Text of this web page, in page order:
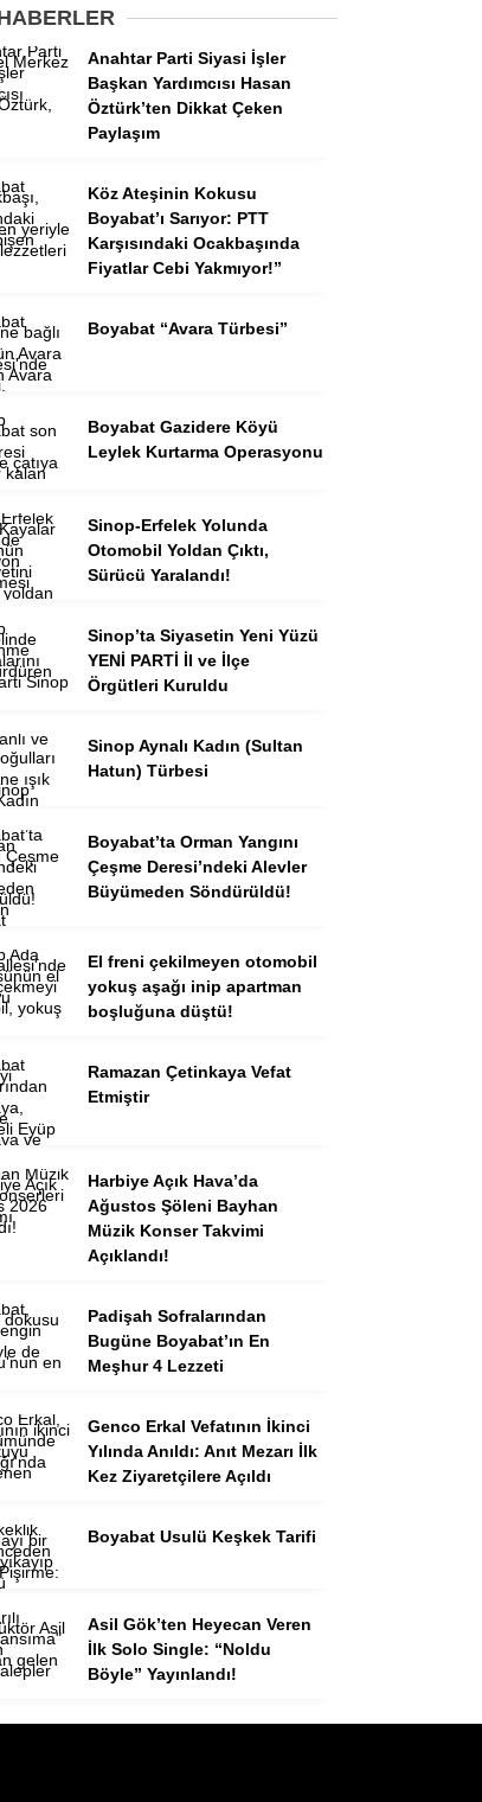
Anahtar Parti Siyasi İşler
Başkan Yardımcısı Hasan
Öztürk’ten Dikkat Çeken
Paylaşım
Köz Ateşinin Kokusu
Boyabat’ı Sarıyor: PTT
Karşısındaki Ocakbaşında
Fiyatlar Cebi Yakmıyor!”
Boyabat “Avara Türbesi”
Boyabat Gazidere Köyü
Leylek Kurtarma Operasyonu
Sinop-Erfelek Yolunda
Otomobil Yoldan Çıktı,
Sürücü Yaralandı!
Sinop’ta Siyasetin Yeni Yüzü
YENİ PARTİ İl ve İlçe
Örgütleri Kuruldu
Sinop Aynalı Kadın (Sultan
Hatun) Türbesi
Boyabat’ta Orman Yangını
Çeşme Deresi’ndeki Alevler
Büyümeden Söndürüldü!
El freni çekilmeyen otomobil
yokuş aşağı inip apartman
boşluğuna düştü!
Ramazan Çetinkaya Vefat
Etmiştir
Harbiye Açık Hava’da
Ağustos Şöleni Bayhan
Müzik Konser Takvimi
Açıklandı!
Padişah Sofralarından
Bugüne Boyabat’ın En
Meşhur 4 Lezzeti
Genco Erkal Vefatının İkinci
Yılında Anıldı: Anıt Mezarı İlk
Kez Ziyaretçilere Açıldı
Boyabat Usulü Keşkek Tarifi
Asil Gök’ten Heyecan Veren
İlk Solo Single: “Noldu
Böyle” Yayınlandı!